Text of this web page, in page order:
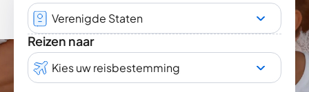
Verenigde Staten
Reizen naar
Kies uw reisbestemming